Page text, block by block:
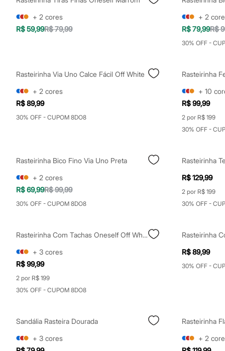
Camisetas e Regatas
Casacos e Jaquetas
Jeans
Polos
Carteiras
Óculos
Relógios
Calçados
Botas
Chinelos
Moda esportiva
Bermudas
Camisetas
Calças
Calçados
Cuecas
Meias
Pijamas
Moda praia
Personagens
Plus size
Blusas e Camisetas
Calças
Jeans
Shorts e Bermudas
Todos os produtos
+ 2 cores
R$ 59,99R$ 79,99
+ 2
R$ 79,99R$
30% OFF -
Rasteirinha Via Uno Calce Fácil Off White
+ 2 cores
R$ 89,99
30% OFF - CUPOM 8DO8
+ 10
R$ 99,99
2 por R$ 199
30% OFF -
Rasteirinha Bico Fino Via Uno Preta
+ 2 cores
R$ 69,99R$ 99,99
30% OFF - CUPOM 8DO8
Rasteirinha
R$ 129,99
2 por R$ 199
30% OFF -
Rasteirinha Com Tachas Oneself Off White
+ 3 cores
R$ 99,99
2 por R$ 199
30% OFF - CUPOM 8DO8
Rasteirinha
R$ 89,99
30% OFF -
Sandália Rasteira Dourada
+ 3 cores
+ 2